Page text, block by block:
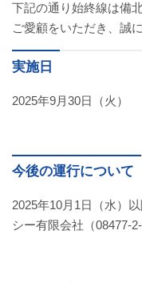
貸切バス・旅行業
まごころツアー
三次市交通観光センター
企業情報
下記の通り始終線は備
ご愛顧をいただき、誠
実施日
2025年9月30日（火）
今後の運行について
2025年10月1日（水）
シー有限会社（08477-